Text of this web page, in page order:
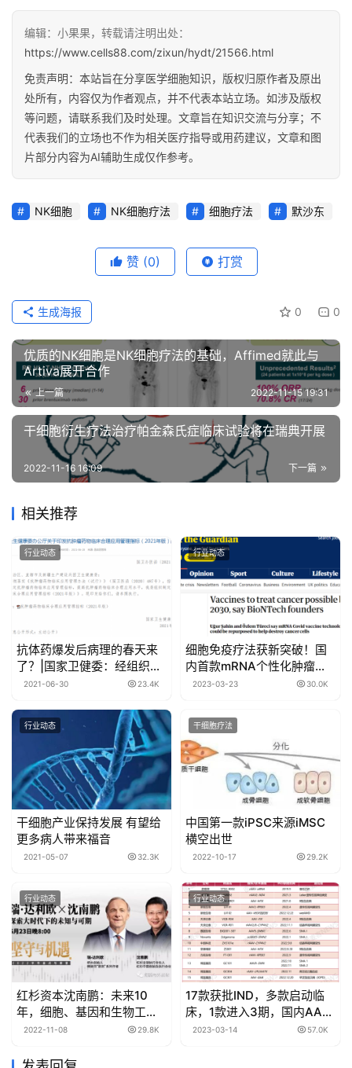
编辑：小果果，转载请注明出处：
https://www.cells88.com/zixun/hydt/21566.html
免责声明：本站旨在分享医学细胞知识，版权归原作者及原出
处所有，内容仅为作者观点，并不代表本站立场。如涉及版权
等问题，请联系我们及时处理。文章旨在知识交流与分享；不
代表我们的立场也不作为相关医疗指导或用药建议，文章和图
片部分内容为AI辅助生成仅作参考。
NK细胞 NK细胞疗法 细胞疗法 默沙东
赞 (0) 打赏
0 0
生成海报
优质的NK细胞是NK细胞疗法的基础，Affimed就此与
Artiva展开合作
上一篇 2022-11-15 19:31
干细胞衍生疗法治疗帕金森氏症临床试验将在瑞典开展
下一篇
2022-11-16 16:09
相关推荐
行业动态
抗体药爆发后病理的春天来
了？|国家卫健委：经组织、
细胞、分子等病理检测，才
肿瘤靶向药物
2021-06-30 23.4K
行业动态
细胞免疫疗法获新突破！国
内首款mRNA个性化肿瘤新
抗原疫苗获批进入临床试
2023-03-23 30.0K
行业动态
干细胞产业保持发展 有望给
更多病人带来福音
2021-05-07 32.3K
干细胞疗法
中国第一款iPSC来源iMSC
横空出世
2022-10-17 29.2K
行业动态
红杉资本沈南鹏：未来10
年，细胞、基因和生物工程
成为核心驱动力！
2022-11-08 29.8K
行业动态
17款获批IND，多款启动临
床，1款进入3期，国内AAV
基因疗法步入爆发前夕
2023-03-14 57.0K